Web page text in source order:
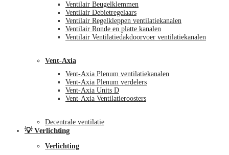
Ventilair Beugelklemmen
Ventilair Debietregelaars
Ventilair Regelkleppen ventilatiekanalen
Ventilair Ronde en platte kanalen
Ventilair Ventilatiedakdoorvoer ventilatiekanalen
Vent-Axia
Vent-Axia Plenum ventilatiekanalen
Vent-Axia Plenum verdelers
Vent-Axia Units D
Vent-Axia Ventilatieroosters
Decentrale ventilatie
💡 Verlichting
Verlichting